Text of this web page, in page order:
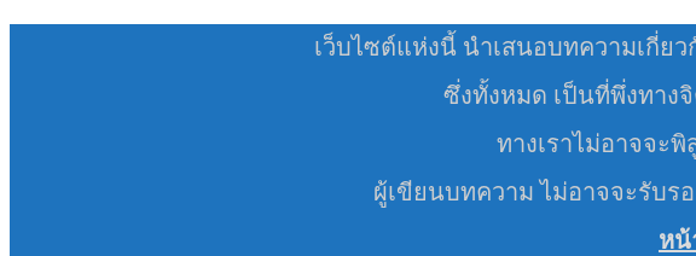
เว็บไซต์แห่งนี้ นำเสนอบทความเกี่ย
ซึ่งทั้งหมด เป็นที่พึ่งทาง
ทางเราไม่อาจจะ
ผู้เขียนบทความ ไม่อาจจะรับร
หน้